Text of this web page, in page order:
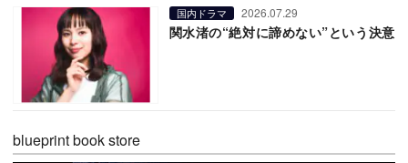
国内ドラマ 2026.07.29
関水渚の“絶対に諦めない”という決意
blueprint book store